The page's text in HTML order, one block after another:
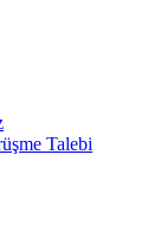
Talebi